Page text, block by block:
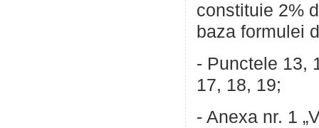
constituie 2%
baza formulei
- Punctele 13,
17, 18, 19;
- Anexa nr. 1